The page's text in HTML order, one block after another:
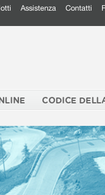
Assistenza Contatti
CODICE